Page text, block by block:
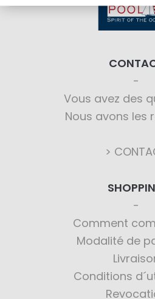
Vous avez des
Nous avons les
>
Comment
Modalité de
Conditions